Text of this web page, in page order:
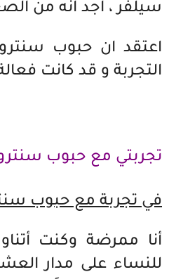
سيلفر ، اجد انه من
اعتقد ان حبوب
التجربة و قد كانت
تجربتي مع حبوب
في تجربة مع حبوب
أنا ممرضة وكنت
للنساء على مدار